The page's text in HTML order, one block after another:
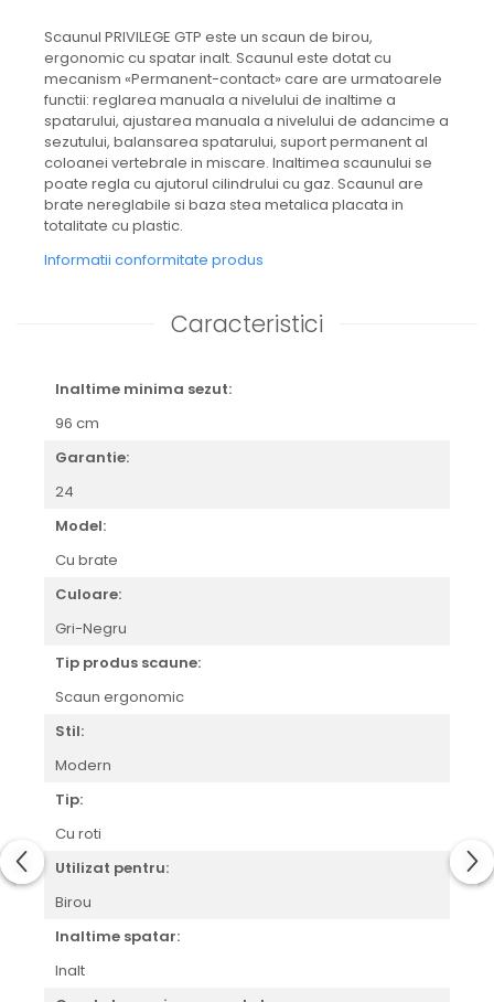
Scaunul PRIVILEGE GTP este un scaun de birou,
ergonomic cu spatar inalt. Scaunul este dotat cu
mecanism «Permanent-contact» care are urmatoarele
functii: reglarea manuala a nivelului de inaltime a
spatarului, ajustarea manuala a nivelului de adancime a
sezutului, balansarea spatarului, suport permanent al
coloanei vertebrale in miscare. Inaltimea scaunului se
poate regla cu ajutorul cilindrului cu gaz. Scaunul are
brate nereglabile si baza stea metalica placata in
totalitate cu plastic.
Informatii conformitate produs
Caracteristici
Inaltime minima sezut:
96 cm
Garantie:
24
Model:
Cu brate
Culoare:
Gri-Negru
Tip produs scaune:
Scaun ergonomic
Stil:
Modern
Tip:
Cu roti
Utilizat pentru:
Birou
Inaltime spatar:
Inalt